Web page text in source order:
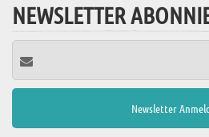
NEWSLETTER